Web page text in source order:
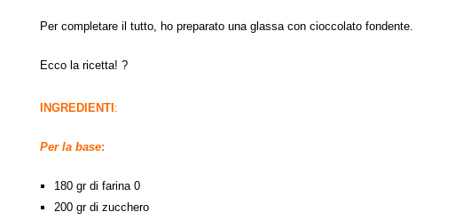
Per completare il tutto, ho preparato una glassa con cioccolato fondente.
Ecco la ricetta! ?
INGREDIENTI:
Per la base:
180 gr di farina 0
200 gr di zucchero